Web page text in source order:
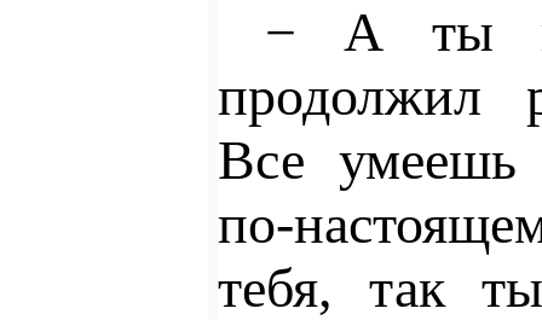
− А ты
продолжил
Все
по-
тебя, так